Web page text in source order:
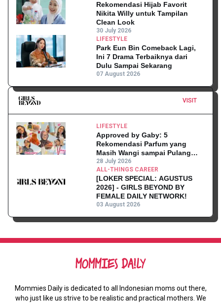
Rekomendasi Hijab Favorit
Nikita Willy untuk Tampilan
Clean Look
30 July 2026
LIFESTYLE
Park Eun Bin Comeback Lagi,
Ini 7 Drama Terbaiknya dari
Dulu Sampai Sekarang
07 August 2026
VISIT
LIFESTYLE
Approved by Gaby: 5
Rekomendasi Parfum yang
Masih Wangi sampai Pulang
Kantor
28 July 2026
ALL-THINGS CAREER
[LOKER SPECIAL: AGUSTUS
2026] - GIRLS BEYOND BY
FEMALE DAILY NETWORK!
03 August 2026
Mommies Daily is dedicated to all Indonesian moms out there,
who just like us strive to be realistic and practical mothers. We